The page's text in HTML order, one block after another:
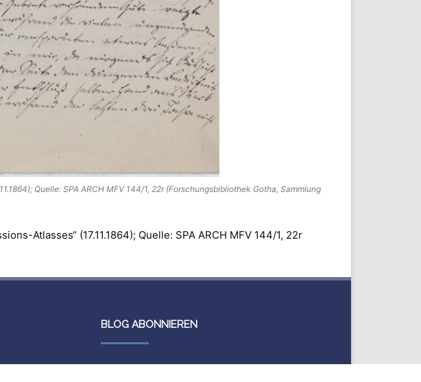
Quelle: SPA ARCH MFV 144/1, 22r (Forschungsbibliothek Gotha, Sammlung
Atlasses“ (17.11.1864); Quelle: SPA ARCH MFV 144/1, 22r
BLOG ABONNIEREN